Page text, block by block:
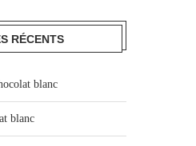
RÉCENTS
blanc
blanc